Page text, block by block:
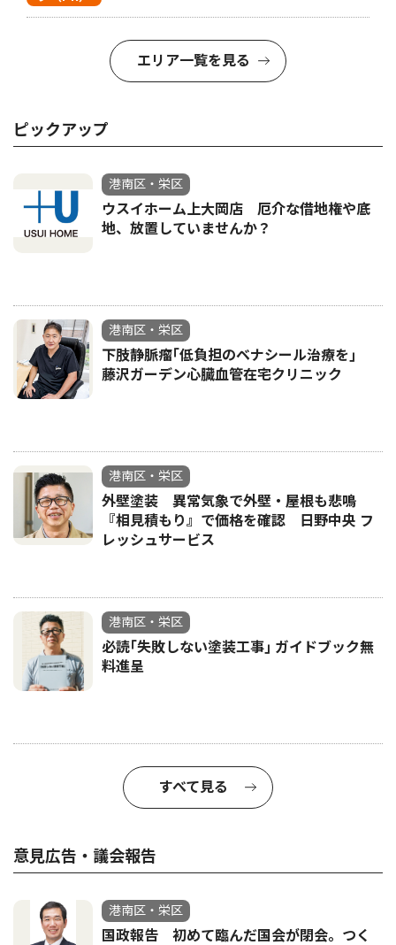
エリア一覧を見る
ピックアップ
港南区・栄区
ウスイホーム上大岡店 厄介な借地権や底
地、放置していませんか？
港南区・栄区
下肢静脈瘤｢低負担のベナシール治療を｣
藤沢ガーデン心臓血管在宅クリニック
港南区・栄区
外壁塗装 異常気象で外壁・屋根も悲鳴
『相見積もり』で価格を確認 日野中央 フ
レッシュサービス
港南区・栄区
必読｢失敗しない塗装工事｣ ガイドブック無
料進呈
すべて見る
意見広告・議会報告
港南区・栄区
国政報告 初めて臨んだ国会が閉会。つく